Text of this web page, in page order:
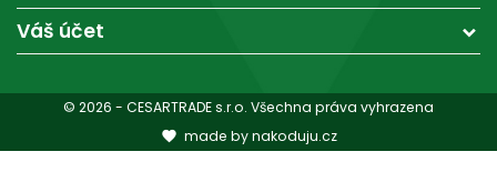
Váš účet
© 2026 - CESARTRADE s.r.o. Všechna práva vyhrazena
 made by nakoduju.cz